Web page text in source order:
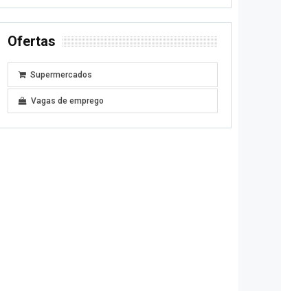
Ofertas
Supermercados
Vagas de emprego